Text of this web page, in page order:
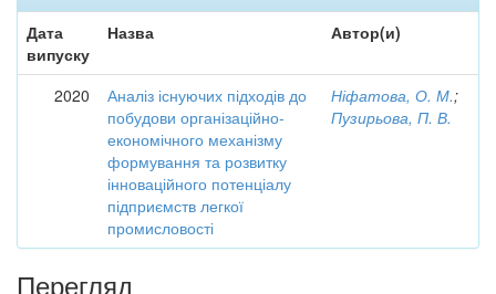
Дата
випуску
Назва Автор(и)
2020
Аналіз існуючих підходів до
побудови організаційно-
економічного механізму
формування та розвитку
інноваційного потенціалу
підприємств легкої
промисловості
Ніфатова, О. М.;
Пузирьова, П. В.
Перегляд